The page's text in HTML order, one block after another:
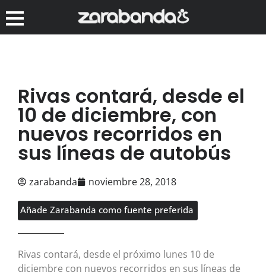
Rivas contará, desde el
10 de diciembre, con
nuevos recorridos en
sus líneas de autobús
zarabanda noviembre 28, 2018
Añade Zarabanda como fuente preferida
Rivas contará, desde el próximo lunes 10 de
diciembre con nuevos recorridos en sus líneas de